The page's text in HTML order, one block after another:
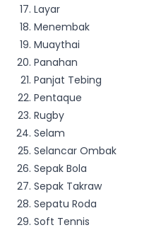
Layar
Menembak
Muaythai
Panahan
Panjat Tebing
Pentaque
Rugby
Selam
Selancar Ombak
Sepak Bola
Sepak Takraw
Sepatu Roda
Soft Tennis